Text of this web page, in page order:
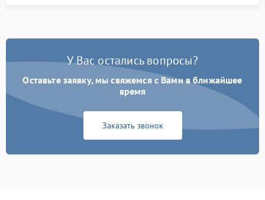
У Вас остались вопросы?
Оставьте заявку, мы свяжемся с Вами в ближайшее
время
Заказать звонок